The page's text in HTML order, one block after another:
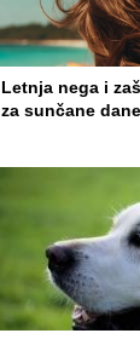
Letnja nega i
za sunčane